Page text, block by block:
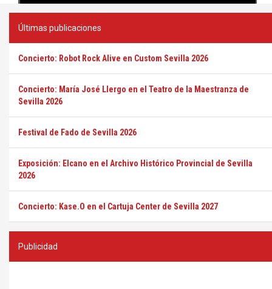
Últimas publicaciones
Concierto: Robot Rock Alive en Custom Sevilla 2026
Concierto: María José Llergo en el Teatro de la Maestranza de
Sevilla 2026
Festival de Fado de Sevilla 2026
Exposición: Elcano en el Archivo Histórico Provincial de Sevilla
2026
Concierto: Kase.O en el Cartuja Center de Sevilla 2027
Publicidad